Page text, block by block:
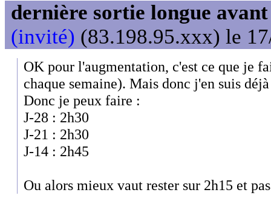
dernière sortie longue
(invité) (83.198.95.xxx) le
OK pour l'augmentation, c'est ce que je
chaque semaine). Mais donc j'en suis
Donc je peux faire :
J-28 : 2h30
J-21 : 2h30
J-14 : 2h45
Ou alors mieux vaut rester sur 2h15 et